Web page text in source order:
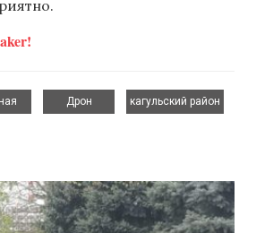
Дрон
кагульский район